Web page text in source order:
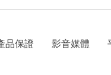
品保證 影音媒體